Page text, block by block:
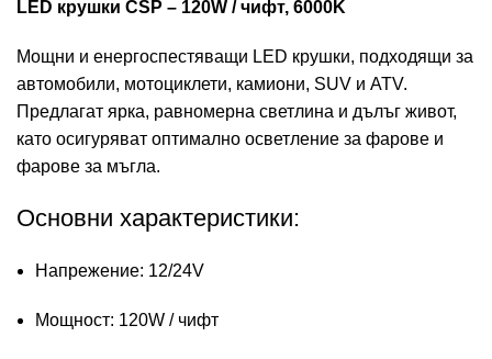
LED крушки CSP – 120W / чифт, 6000K
Мощни и енергоспестяващи LED крушки, подходящи за
автомобили, мотоциклети, камиони, SUV и ATV.
Предлагат ярка, равномерна светлина и дълъг живот,
като осигуряват оптимално осветление за фарове и
фарове за мъгла.
Основни характеристики:
Напрежение: 12/24V
Мощност: 120W / чифт